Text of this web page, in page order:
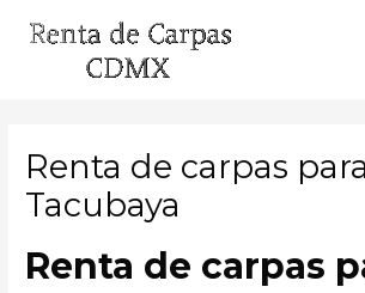
Renta de carpas
Tacubaya
Renta de carpas